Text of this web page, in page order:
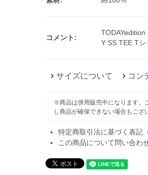
コメント:
Y SS TEE T
サイズについて コン
※商品は併用販売中になります。
し商品が確保できない場合もござ
特定商取引法に基づく表記
この商品について問い合わ